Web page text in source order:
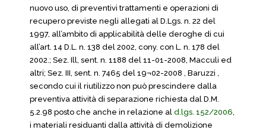
nuovo uso, di preventivi trattamenti e operazioni di
recupero previste negli allegati al D.Lgs. n. 22 del
1997, all’ambito di applicabilità delle deroghe di cui
all’art. 14 D.L. n. 138 del 2002, cony. con L. n. 178 del
2002.; Sez. Ill, sent. n. 1188 del 11-01-2008, Macculi ed
altri; Sez. III, sent. n. 7465 del 19¬02-2008 , Baruzzi ,
secondo cui il riutilizzo non può prescindere dalla
preventiva attività di separazione richiesta dal D.M.
5.2.98 posto che anche in relazione al d.lgs. 152/2006,
i materiali residuanti dalla attività di demolizione